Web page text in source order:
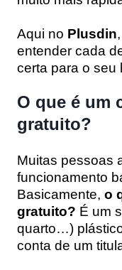
Aqui no Plusdin
entender cada
certa para o seu
O que é um
gratuito?
Muitas pessoas
funcionamento
Basicamente, o
gratuito? É um
quarto…)
conta de um